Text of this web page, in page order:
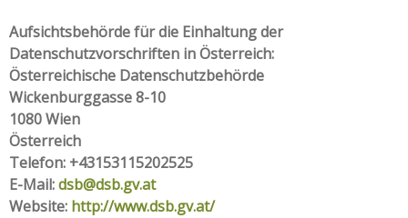
Aufsichtsbehörde für die Einhaltung der
Datenschutzvorschriften in Österreich:
Österreichische Datenschutzbehörde
Wickenburggasse 8-10
1080 Wien
Österreich
Telefon: +43153115202525
E-Mail:dsb@dsb.gv.at
Website: http://www.dsb.gv.at/